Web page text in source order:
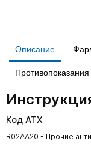
Описание
Противопоказания
Код АТХ
R02AA20 - Прочие